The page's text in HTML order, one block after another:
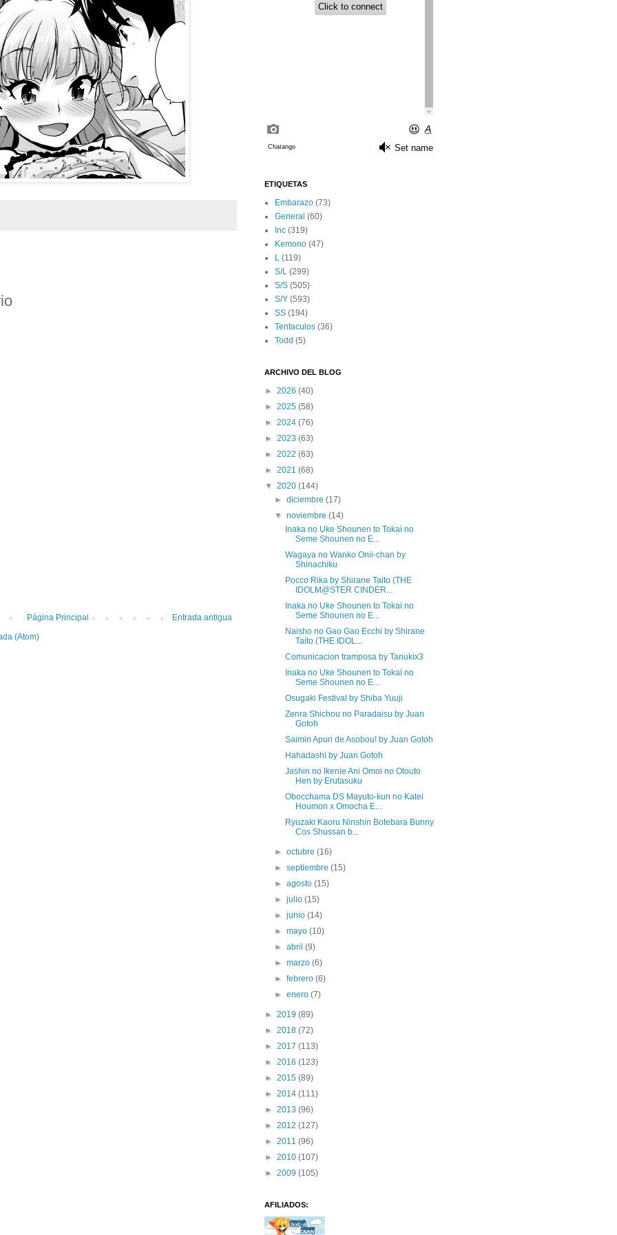
Entrada antigua
Página Principal
(Atom)
ETIQUETAS
Embarazo (73)
General (60)
Inc (319)
Kemono (47)
L (119)
S/L (299)
S/S (505)
S/Y (593)
SS (194)
Tentaculos (36)
Todd (5)
ARCHIVO DEL BLOG
► 2026 (40)
► 2025 (58)
► 2024 (76)
► 2023 (63)
► 2022 (63)
► 2021 (68)
▼ 2020 (144)
►diciembre(17)
▼noviembre(14)
Inaka no Uke Shounen to Tokai no
Seme Shounen no E...
Wagaya no Wanko Onii-chan by
Shinachiku
Pocco Rika by Shirane Taito (THE
IDOLM@STER CINDER...
Inaka no Uke Shounen to Tokai no
Seme Shounen no E...
Naisho no Gao Gao Ecchi by Shirane
Taito (THE IDOL...
Comunicacion tramposa by Tanukix3
Inaka no Uke Shounen to Tokai no
Seme Shounen no E...
Osugaki Festival by Shiba Yuuji
Zenra Shichou no Paradaisu by Juan
Gotoh
Saimin Apuri de Asobou! by Juan Gotoh
Hahadashi by Juan Gotoh
Jashin no Ikenie Ani Omoi no Otouto
Hen by Erutasuku
Obocchama DS Mayuto-kun no Katei
Houmon x Omocha E...
Ryuzaki Kaoru Ninshin Botebara Bunny
Cos Shussan b...
►octubre(16)
►septiembre(15)
►agosto(15)
►julio(15)
►junio(14)
►mayo(10)
►abril(9)
►marzo(6)
►febrero(6)
►enero(7)
► 2019 (89)
► 2018 (72)
► 2017 (113)
► 2016 (123)
► 2015 (89)
► 2014 (111)
► 2013 (96)
► 2012 (127)
► 2011 (96)
► 2010 (107)
► 2009 (105)
AFILIADOS: